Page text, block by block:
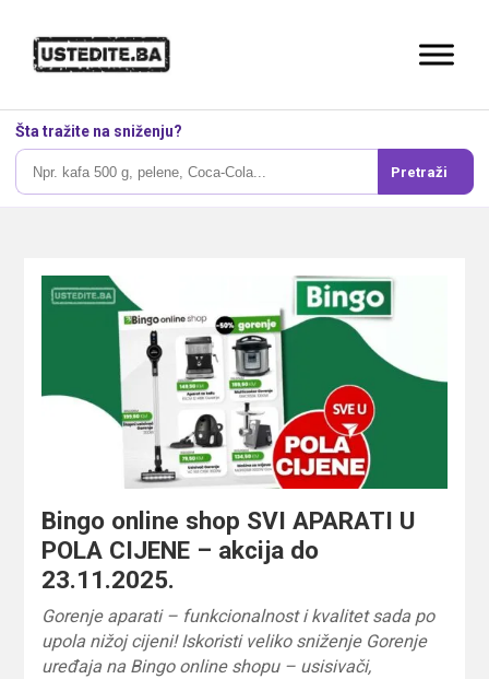
Šta tražite na sniženju?
Pretraži
Bingo online shop SVI APARATI U
POLA CIJENE – akcija do
23.11.2025.
Gorenje aparati – funkcionalnost i kvalitet sada po
upola nižoj cijeni! Iskoristi veliko sniženje Gorenje
uređaja na Bingo online shopu – usisivači,